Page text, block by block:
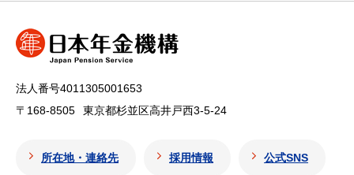
法人番号4011305001653
〒168-8505
東京都杉並区高井戸西3-5-24
所在地・連絡先 採用情報 公式SNS